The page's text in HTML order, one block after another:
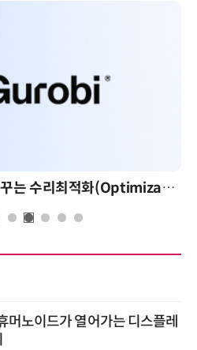
AI 시대의 의사결정을 바꾸는 수리최적화(Optimization): 실제 산업 적용 사례와 활용 전략
머노이드가 열어가는 디스플레